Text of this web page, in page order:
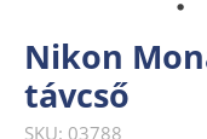
Nikon
távcső
SKU: 03788